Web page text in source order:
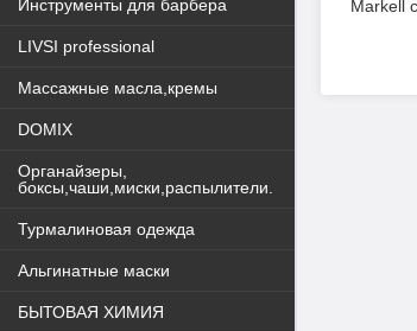
Markell
Инструменты для барбера
LIVSI professional
Массажные масла,кремы
DOMIX
Органайзеры,
боксы,чаши,миски,распылители.
Турмалиновая одежда
Альгинатные маски
БЫТОВАЯ ХИМИЯ